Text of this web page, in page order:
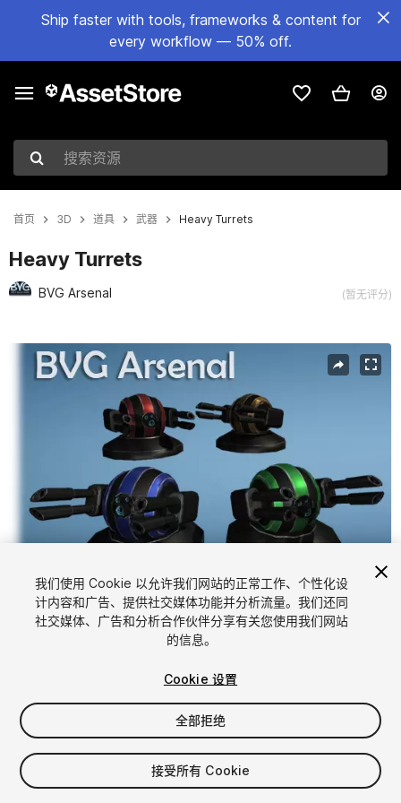
Ship faster with tools, frameworks & content for
every workflow — 50% off.
搜索资源
首页 3D 道具 武器 Heavy Turrets
Heavy Turrets
BVG Arsenal (暂无评分)
当前幻灯片：1 / 5
1 /5
$5
我们使用 Cookie 以允许我们网站的正常工作、个性化设
计内容和广告、提供社交媒体功能并分析流量。我们还同
社交媒体、广告和分析合作伙伴分享有关您使用我们网站
的信息。
Cookie 设置
全部拒绝
接受所有 Cookie